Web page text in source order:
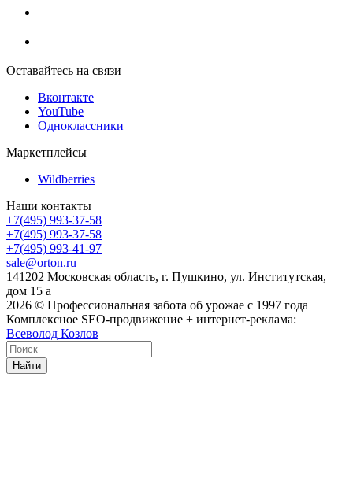
Оставайтесь на связи
Вконтакте
YouTube
Одноклассники
Маркетплейсы
Wildberries
Наши контакты
+7(495) 993-37-58
+7(495) 993-37-58
+7(495) 993-41-97
sale@orton.ru
141202 Московская область, г. Пушкино, ул. Институтская,
дом 15 а
2026 © Профессиональная забота об урожае с 1997 года
Комплексное SEO-продвижение + интернет-реклама:
Всеволод Козлов
Найти